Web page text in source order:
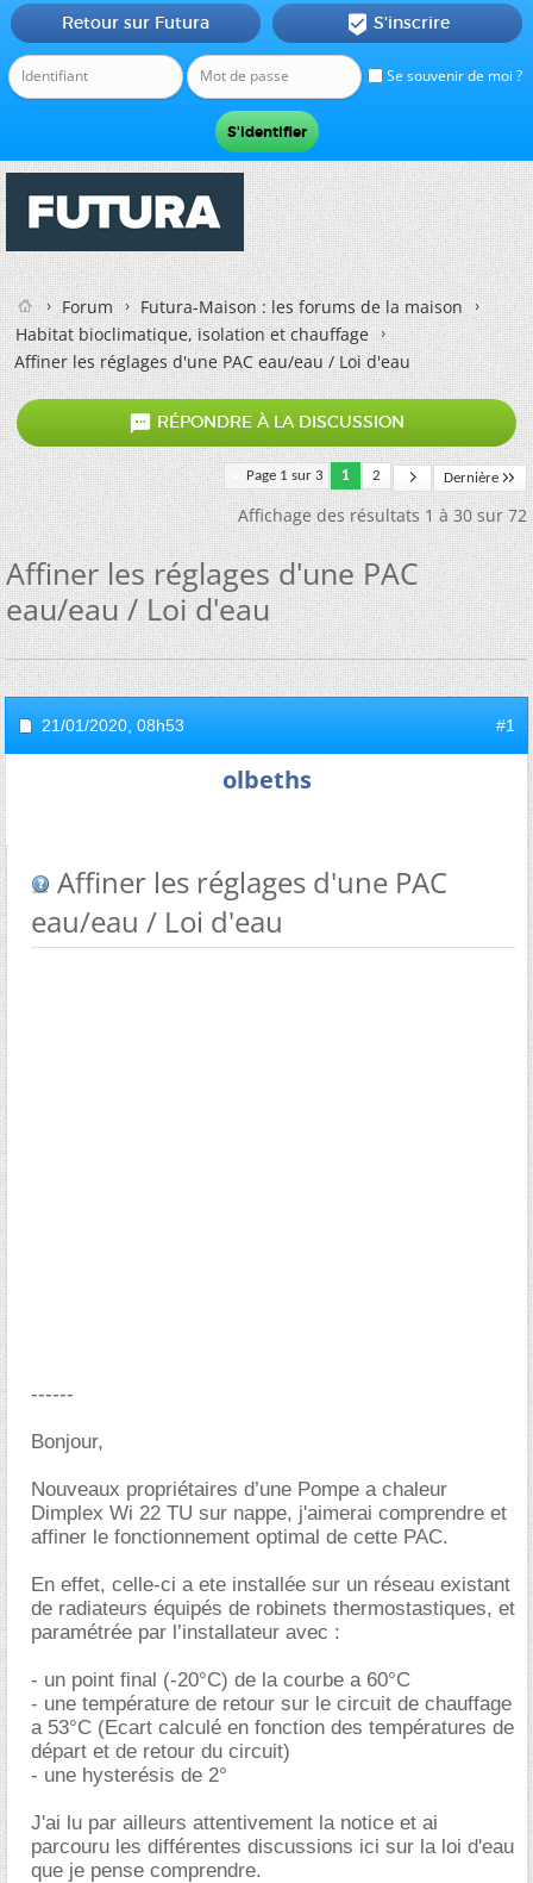
Se souvenir de moi ?
Retour sur Futura  S'inscrire
Forum
Futura-Maison : les forums de la maison
Habitat bioclimatique, isolation et chauffage
Affiner les réglages d'une PAC eau/eau / Loi d'eau
 RÉPONDRE À LA DISCUSSION
Page 1 sur 3 1 2 Dernière
Affichage des résultats 1 à 30 sur 72
Affiner les réglages d'une PAC
eau/eau / Loi d'eau
21/01/2020, 08h53 #1
olbeths
Affiner les réglages d'une PAC
eau/eau / Loi d'eau
------
Bonjour,
Nouveaux propriétaires d’une Pompe a chaleur
Dimplex Wi 22 TU sur nappe, j'aimerai comprendre et
affiner le fonctionnement optimal de cette PAC.
En effet, celle-ci a ete installée sur un réseau existant
de radiateurs équipés de robinets thermostastiques, et
paramétrée par l’installateur avec :
- un point final (-20°C) de la courbe a 60°C
- une température de retour sur le circuit de chauffage
a 53°C (Ecart calculé en fonction des températures de
départ et de retour du circuit)
- une hysterésis de 2°
J'ai lu par ailleurs attentivement la notice et ai
parcouru les différentes discussions ici sur la loi d'eau
que je pense comprendre.